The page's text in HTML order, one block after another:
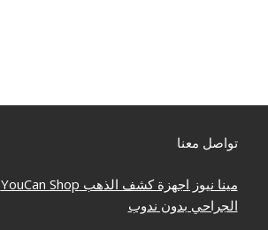
تواصل معنا
مينا نيوز اجهزة كشف الذهب YouCan Shop
الجراحي بدون ندوب